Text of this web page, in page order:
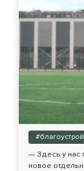
— Здесь у нас
новое